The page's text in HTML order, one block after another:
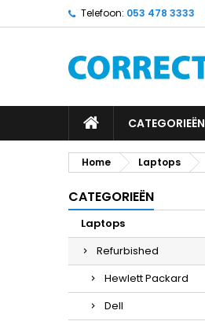
Telefoon: 053 478 3333
CATEGORIEËN
Home Laptops
CATEGORIEËN
Laptops
Refurbished
Hewlett Packard
Dell